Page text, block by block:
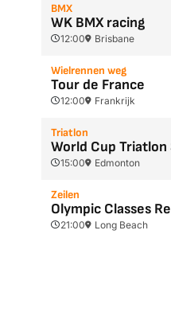
BMX
WK BMX racing
12:00 Brisbane
Wielrennen weg
Tour de France
12:00 Frankrijk
Triatlon
World Cup
15:00 Edmonton
Zeilen
Olympic Classes
21:00 Long Beach